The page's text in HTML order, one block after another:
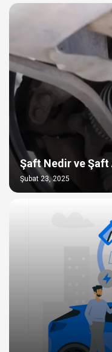
Şaft Nedir ve Şaft
Şubat 23, 2025